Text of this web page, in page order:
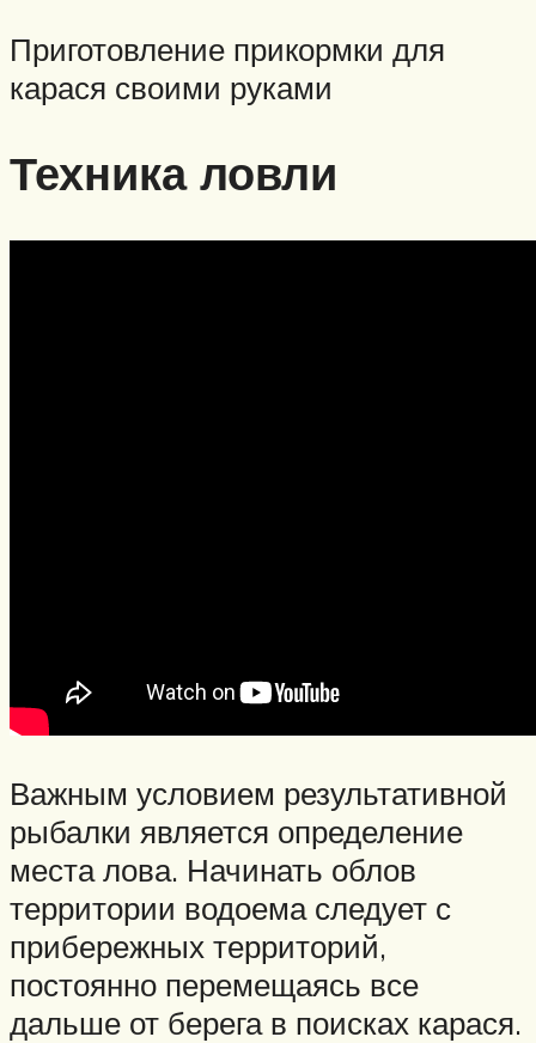
Приготовление прикормки для
карася своими руками
Техника ловли
Важным условием результативной
рыбалки является определение
места лова. Начинать облов
территории водоема следует с
прибережных территорий,
постоянно перемещаясь все
дальше от берега в поисках карася.